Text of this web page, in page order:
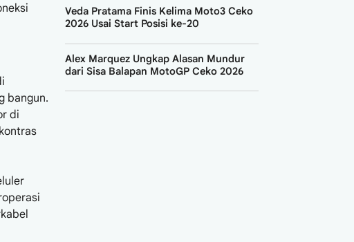
bangun.
di
Veda Pratama Finis Kelima Moto3 Ceko
2026 Usai Start Posisi ke-20
Alex Marquez Ungkap Alasan Mundur
dari Sisa Balapan MotoGP Ceko 2026